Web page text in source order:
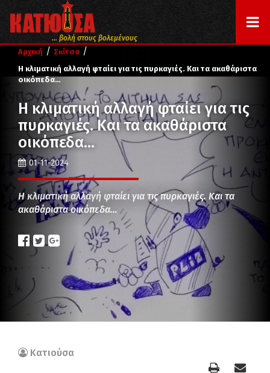
... βολή στους βολεμένους
Αρχική / Σκίτσα /
Η κλιματική αλλαγή φταίει για τις πυρκαγιές. Και τα ακαθάριστα
οικόπεδα…
Η κλιματική αλλαγή φταίει για τις
πυρκαγιές. Και τα ακαθάριστα
οικόπεδα…
01-11-2024
Η κλιματική αλλαγή φταίει για τις πυρκαγιές. Και τα
ακαθάριστα οικόπεδα…
Κατιούσα